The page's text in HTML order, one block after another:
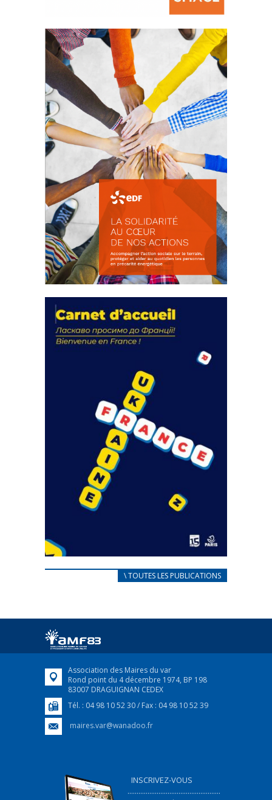
La prévention des conflits
d’intérêts
18 septembre 2023
FEUILLETER
actions
18 septembre 2023
FEUILLETER
CARNET D’ACCUEIL
Afin d’accompagner au mieux les réfugiés
FEUILLETER
\ TOUTES LES PUBLICATIONS
Association des Maires du var
Rond point du 4 décembre 1974, BP 198
83007 DRAGUIGNAN CEDEX
Tél. : 04 98 10 52 30 / Fax : 04 98 10 52 39
maires.var@wanadoo.fr
INSCRIVEZ-VOUS
...................................................